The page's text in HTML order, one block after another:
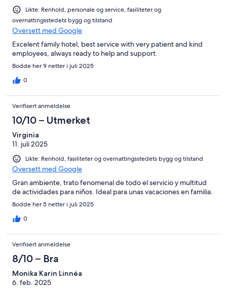
Likte: Renhold, personale og service, fasiliteter og
overnattingsstedets bygg og tilstand
Oversett med Google
Excelent family hotel, best service with very patient and kind
employees, always ready to help and support.
Bodde her 9 netter i juli 2025
0
Verifisert anmeldelse
10/10 – Utmerket
Virginia
11. juli 2025
Likte: Renhold, fasiliteter og overnattingsstedets bygg og tilstand
Oversett med Google
Gran ambiente, trato fenomenal de todo el servicio y multitud
de actividades para niños. Ideal para unas vacaciones en familia.
Bodde her 5 netter i juli 2025
0
Verifisert anmeldelse
8/10 – Bra
Monika Karin Linnéa
6. feb. 2025